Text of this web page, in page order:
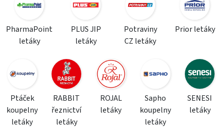
PharmaPoint
letáky
PLUS JIP
letáky
Potraviny
CZ letáky
Prior letáky
Ptáček
koupelny
letáky
RABBIT
řeznictví
letáky
ROJAL
letáky
Sapho
koupelny
letáky
SENESI
letáky